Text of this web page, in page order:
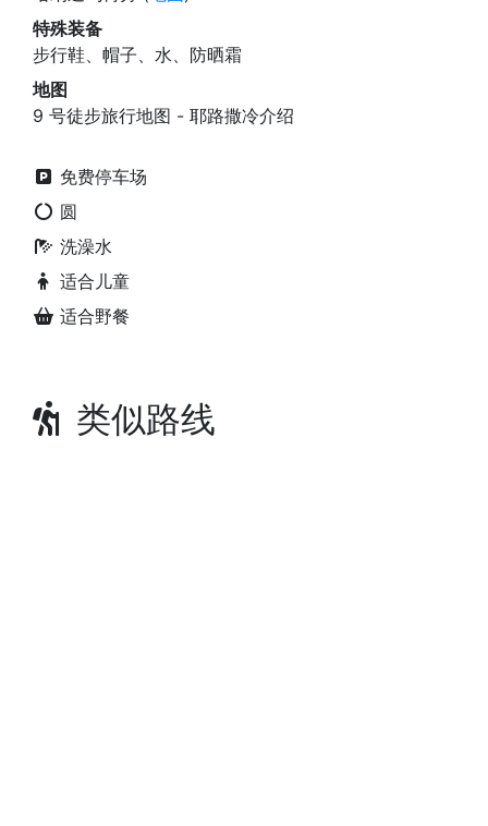
特殊装备
步行鞋、帽子、水、防晒霜
地图
9 号徒步旅行地图 - 耶路撒冷介绍
免费停车场
圆
洗澡水
适合儿童
适合野餐
类似路线